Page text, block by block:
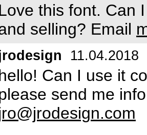
this font. Can
selling? Email
11.04.2018
Can I use it
send me